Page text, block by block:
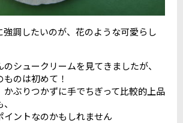
強調したいのが、花のような可愛らし
シュークリームを見てきましたが、
のは初めて！
かぶりつかずに手でちぎって比較的上品
イントなのかもしれません